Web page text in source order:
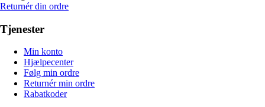
Returnér din ordre
Tjenester
Min konto
Hjælpecenter
Følg min ordre
Returnér min ordre
Rabatkoder